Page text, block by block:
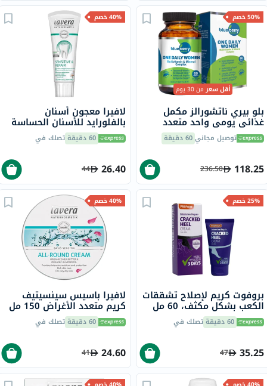
50% خصم
أقل سعرمن 30 يوم
بلو بيري ناتشورالز مكمل
غذائي يومي واحد متعدد
الفيتامينات والمعادن للنساء،
حزمة من 60 قرصتوصيل مجاني60 دقيقة
118.25
236.50
40% خصم
لافيرا معجون أسنان
بالفلورايد للأسنان الحساسة
والمُرممة، 75 مل
60 دقيقة تصلك في
26.40
44
25% خصم
بروفوت كريم لإصلاح تشققات
الكعب بشكل مكثف، 60 مل
60 دقيقة تصلك في
35.25
47
40% خصم
لافيرا باسيس سينسيتيف
كريم متعدد الأغراض 150 مل
60 دقيقة تصلك في
24.60
41